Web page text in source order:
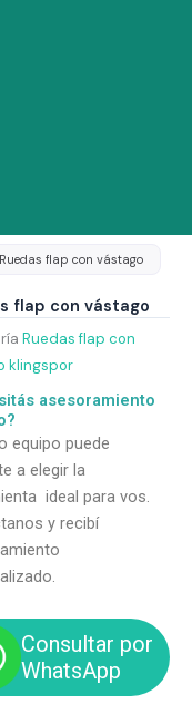
Ruedas flap con vástago
flap con vástago
Ruedas flap con
klingspor
asesoramiento
equipo puede
a elegir la
ideal para vos.
y recibí
Consultar por
WhatsApp